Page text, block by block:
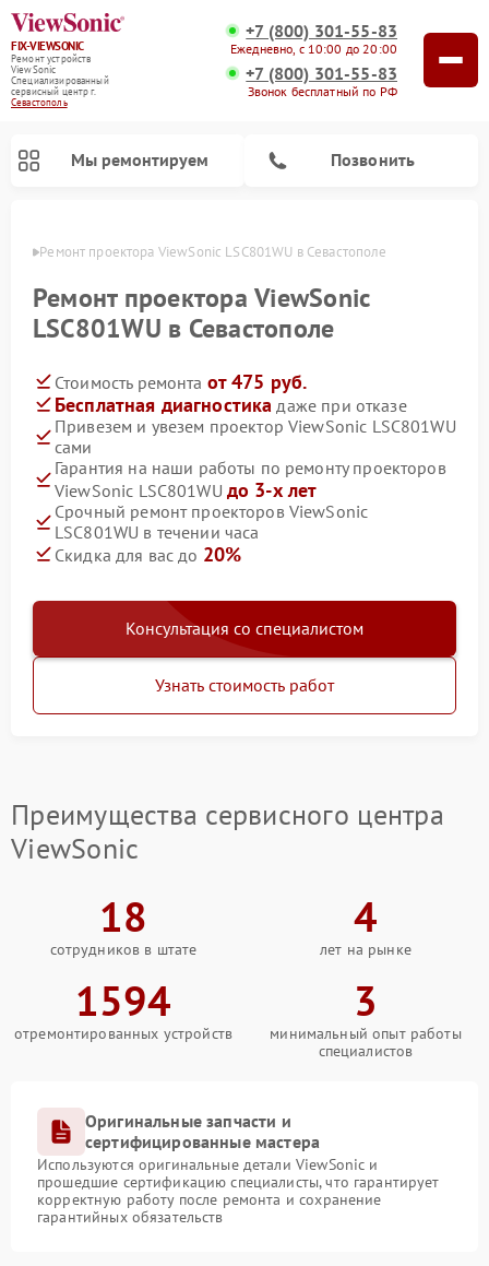
FIX-VIEWSONIC
Ремонт устройств
ViewSonic
Специализированный
cервисный центр г.
Севастополь
+7 (800) 301-55-83
Ежедневно, с 10:00 до 20:00
+7 (800) 301-55-83
Звонок бесплатный по РФ
Мы ремонтируем Позвонить
Ремонт проектора ViewSonic LSC801WU в Севастополе
Ремонт проектора ViewSonic
LSC801WU в Севастополе
Стоимость ремонта от 475 руб.
Бесплатная диагностика даже при отказе
Привезем и увезем проектор ViewSonic LSC801WU
сами
Гарантия на наши работы по ремонту проекторов
ViewSonic LSC801WU до 3-х лет
Срочный ремонт проекторов ViewSonic
LSC801WU в течении часа
Скидка для вас до 20%
Консультация со специалистом
Узнать стоимость работ
Преимущества сервисного центра
ViewSonic
18
сотрудников в штате
4
лет на рынке
1594
отремонтированных устройств
3
минимальный опыт работы
специалистов
Оригинальные запчасти и
сертифицированные мастера
Используются оригинальные детали ViewSonic и
прошедшие сертификацию специалисты, что гарантирует
корректную работу после ремонта и сохранение
гарантийных обязательств